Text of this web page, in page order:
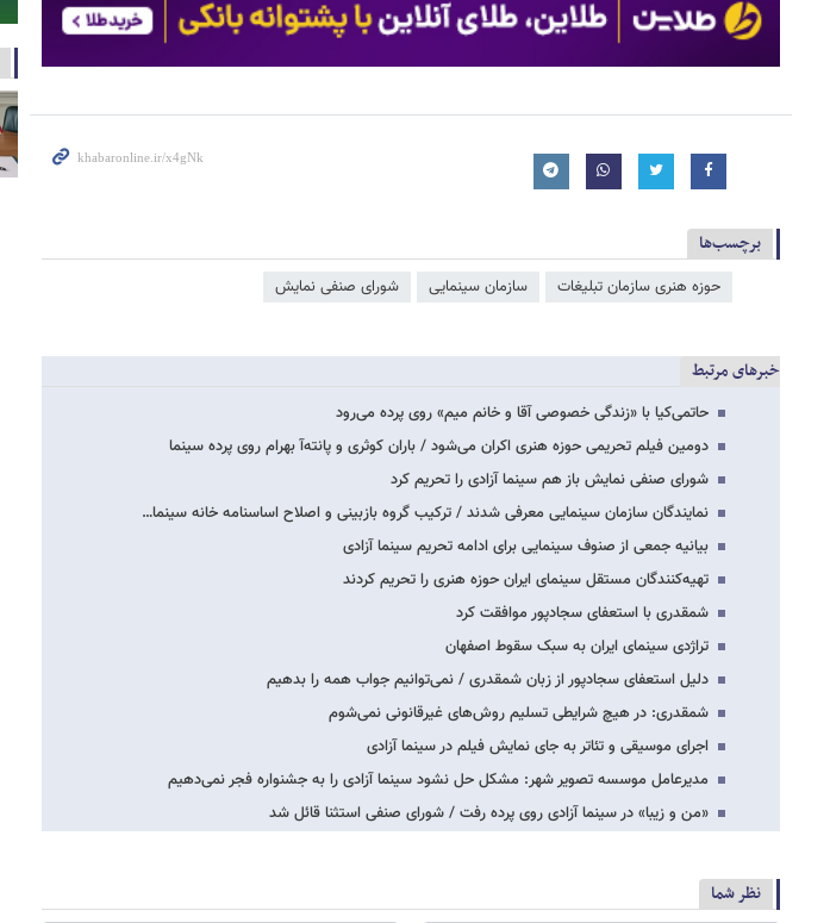
برچسب‌ها
حوزه هنری سازمان تبلیغات سازمان سینمایی شورای صنفی نمایش
خبرهای مرتبط
حاتمی‌کیا با «زندگی خصوصی آقا و خانم میم» روی پرده می‌رود
دومین فیلم تحریمی حوزه هنری اکران می‌شود / باران کوثری و پانته‌آ بهرام روی پرده سینما
شورای صنفی نمایش باز هم سینما آزادی را تحریم کرد
نمایندگان سازمان سینمایی معرفی شدند / ترکیب گروه بازبینی و اصلاح اساسنامه خانه سینما…
بیانیه جمعی از صنوف سینمایی برای ادامه تحریم سینما آزادی
تهیه‌کنندگان مستقل سینمای ایران حوزه هنری را تحریم کردند
شمقدری با استعفای سجادپور موافقت کرد
تراژدی سینمای ایران به سبک سقوط اصفهان
دلیل استعفای سجادپور از زبان شمقدری / نمی‌توانیم جواب همه را بدهیم
شمقدری: در هیچ شرایطی تسلیم روش‌های غیرقانونی نمی‌شوم
اجرای موسیقی و تئاتر به جای نمایش فیلم در سینما آزادی
مدیرعامل موسسه تصویر شهر: مشکل حل نشود سینما آزادی را به جشنواره فجر نمی‌دهیم
«من و زیبا» در سینما آزادی روی پرده رفت / شورای صنفی استثنا قائل شد
نظر شما